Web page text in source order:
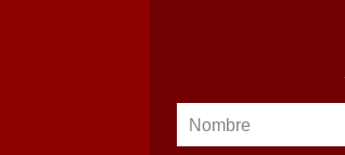
Nombre